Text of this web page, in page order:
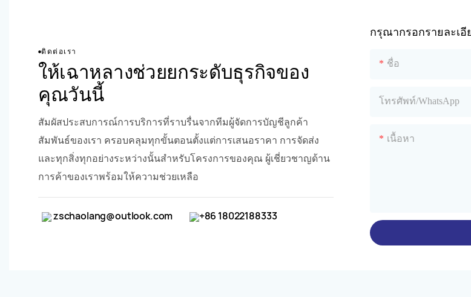
ติดต่อเรา
ให้เฉาหลางช่วยยกระดับธุรกิจของ
คุณวันนี้
สัมผัสประสบการณ์การบริการที่ราบรื่นจากทีมผู้จัดการบัญชีลูกค้า
สัมพันธ์ของเรา ครอบคลุมทุกขั้นตอนตั้งแต่การเสนอราคา การจัดส่ง
และทุกสิ่งทุกอย่างระหว่างนั้นสำหรับโครงการของคุณ ผู้เชี่ยวชาญด้าน
การค้าของเราพร้อมให้ความช่วยเหลือ
zschaolang@outlook.com +86 18022188333
กรุณากรอกรายละเ
ชื่อ
โทรศัพท์/WhatsApp
เนื้อหา